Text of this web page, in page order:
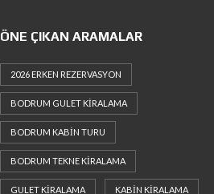
ÖNE ÇIKAN ARAMALAR
2026 ERKEN REZERVASYON
BODRUM GULET KIRALAMA
BODRUM KABIN TURU
BODRUM TEKNE KIRALAMA
GULET KIRALAMA KABIN KIRALAMA